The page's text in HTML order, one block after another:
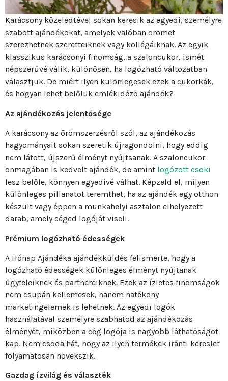
Karácsony közeledtével sokan keresik az egyedi, személyre
szabott ajándékokat, amelyek valóban örömet
szerezhetnek szeretteiknek vagy kollégáiknak. Az egyik
klasszikus karácsonyi finomság, a szaloncukor, ismét
népszerűvé válik, különösen, ha logózható változatban
választjuk. De miért ilyen különlegesek ezek a cukorkák,
és hogyan lehet belőlük emlékidéző ajándék?
Az ajándékozás jelentősége
A karácsony az örömszerzésről szól, az ajándékozás
hagyományait sokan szeretik újragondolni, hogy eddig
nem látott, újszerű élményt nyújtsanak. A szaloncukor
önmagában is kedvelt ajándék, de amint logózott csoki
lesz belőle, könnyen egyedivé válhat. Képzeld el, milyen
különleges pillanatot teremthet, ha az ajándék egy otthon
készült vagy éppen a munkahelyi asztalon elhelyezett
darab, amely céged logóját viseli.
Prémium logózható édességek
A Hónap Ajándéka ajándékküldés felismerte, hogy a
logózható édességek különleges élményt nyújtanak
ügyfeleiknek és partnereiknek. Ezek az ízletes finomságok
nem csupán kellemesek, hanem hatékony
marketingelemek is lehetnek. Az egyedi logók
használatával személyre szabhatod az ajándékozás
élményét, miközben a cég logója is nagyobb láthatóságot
kap. Nem csoda hát, hogy az ilyen termékek iránti kereslet
folyamatosan növekszik.
Gazdag ízvilág és választék